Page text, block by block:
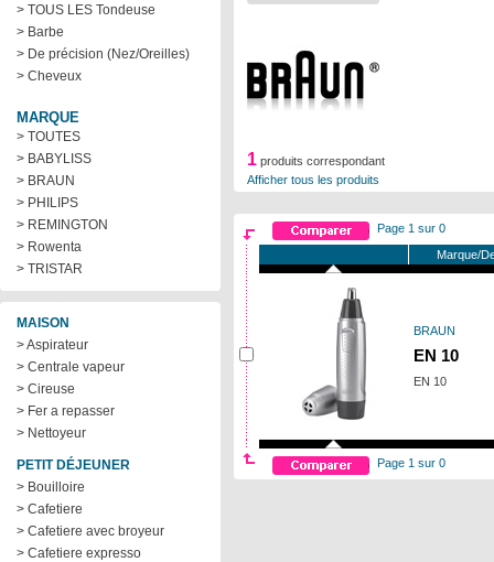
> TOUS LES Tondeuse
> Barbe
> De précision (Nez/Oreilles)
> Cheveux
MARQUE
> TOUTES
> BABYLISS
> BRAUN
> PHILIPS
> REMINGTON
> Rowenta
> TRISTAR
MAISON
> Aspirateur
> Centrale vapeur
> Cireuse
> Fer a repasser
> Nettoyeur
PETIT DÉJEUNER
> Bouilloire
> Cafetiere
> Cafetiere avec broyeur
> Cafetiere expresso
1 produits correspondant
Afficher tous les produits
Page 1 sur 0
Marque/
BRAUN
EN 10
EN 10
Page 1 sur 0